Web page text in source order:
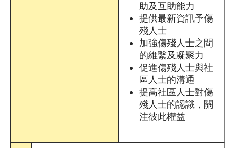
助及互助能力
提供最新資訊予傷
殘人士
加強傷殘人士之間
的維繫及凝聚力
促進傷殘人士與社
區人士的溝通
提高社區人士對傷
殘人士的認識，關
注彼此權益